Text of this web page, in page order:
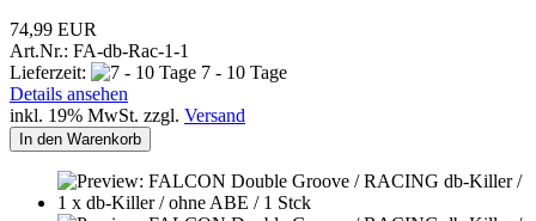
74,99 EUR
Art.Nr.: FA-db-Rac-1-1
Lieferzeit:
7 - 10 Tage
Details ansehen
inkl. 19% MwSt. zzgl. Versand
In den Warenkorb